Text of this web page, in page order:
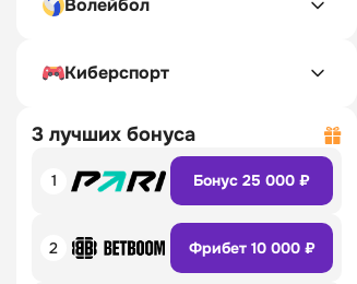
Волейбол
Киберспорт
3 лучших бонуса
1 Бонус 25 000 ₽
2 Фрибет 10 000 ₽